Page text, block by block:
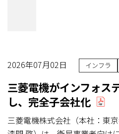
2026年07月02日 インフラ
三菱電機がインフォス
し、完全子会社化
三菱電機株式会社（本社：東